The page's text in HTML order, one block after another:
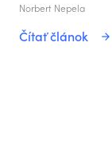
Norbert Nepela
Čítať článok